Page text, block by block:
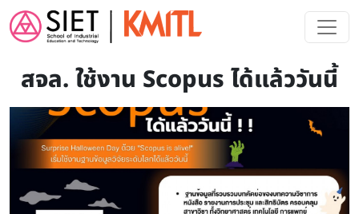
Skip to main content
สจล. ใช้งาน Scopus ได้แล้ววันนี้